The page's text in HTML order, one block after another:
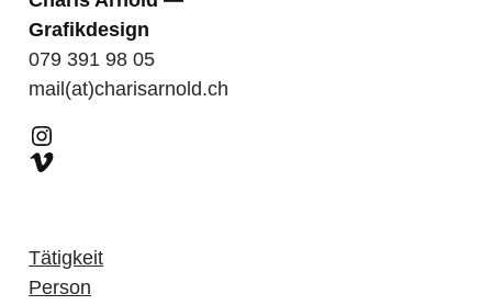
Grafikdesign
079 391 98 05
mail(at)charisarnold.ch
Instagram
Vimeo
Tätigkeit
Person